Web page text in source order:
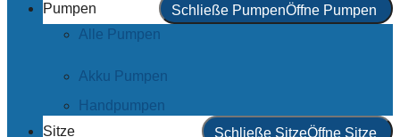
Pumpen
Schließe PumpenÖffne Pumpen
Alle Pumpen
Akku Pumpen
Handpumpen
Sitze
Schließe SitzeÖffne Sitze